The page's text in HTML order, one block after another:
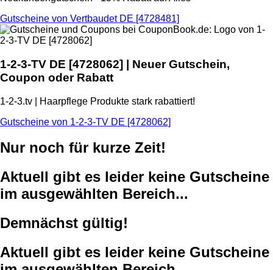
Gutscheine von Vertbaudet DE [4728481]
1-2-3-TV DE [4728062] | Neuer Gutschein,
Coupon oder Rabatt
1-2-3.tv | Haarpflege Produkte stark rabattiert!
Gutscheine von 1-2-3-TV DE [4728062]
Nur noch für kurze Zeit!
Aktuell gibt es leider keine Gutscheine
im ausgewählten Bereich...
Demnächst gültig!
Aktuell gibt es leider keine Gutscheine